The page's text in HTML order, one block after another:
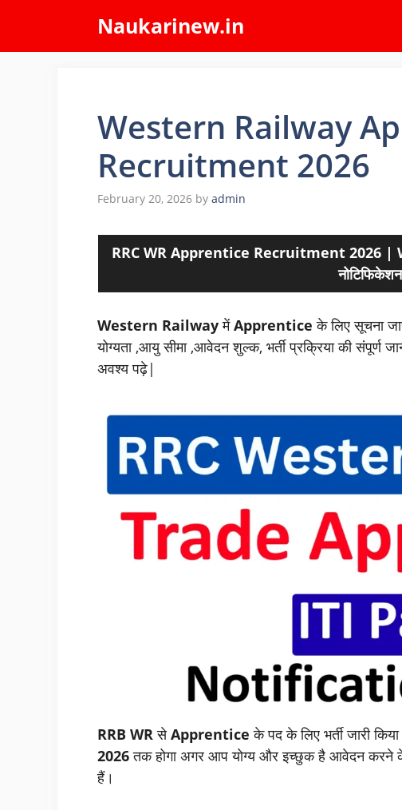
content
Naukarinew.in
Western Railway
Recruitment 2026
February 20, 2026 by admin
RRC WR Apprentice Recruitment 2026 |
Western Railway मेंApprentice के लिए सूचना
योग्यता ,आयु सीमा ,आवेदन शुल्क, भर्ती प्रक्रिया की संपूर्ण
अवश्य पढ़े|
RRB WRसेApprenticeके पद के लिए भर्ती जारी
2026तक होगा अगर आप योग्य और इच्छुक है आवेदन
हैं।